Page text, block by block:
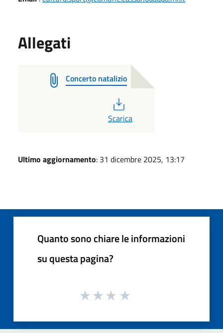
Allegati
Concerto natalizio
Scarica
Ultimo aggiornamento: 31 dicembre 2025, 13:17
Quanto sono chiare le informazioni
su questa pagina?